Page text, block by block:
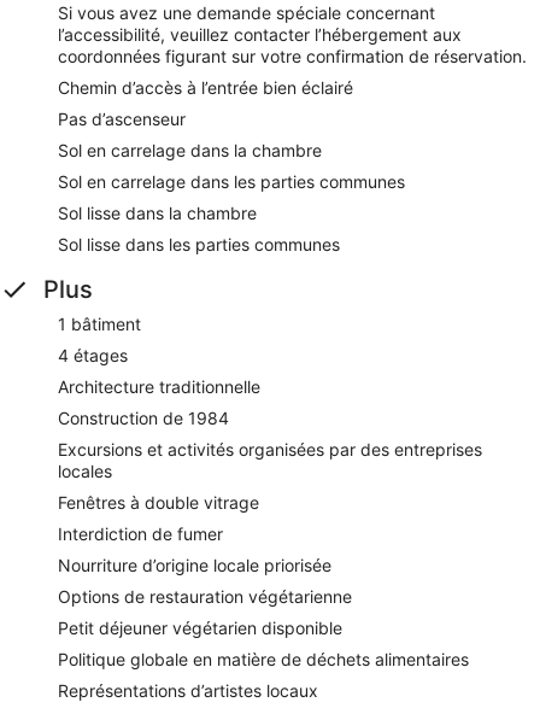
Si vous avez une demande spéciale concernant
l’accessibilité, veuillez contacter l’hébergement aux
coordonnées figurant sur votre confirmation de réservation.
Chemin d’accès à l’entrée bien éclairé
Pas d’ascenseur
Sol en carrelage dans la chambre
Sol en carrelage dans les parties communes
Sol lisse dans la chambre
Sol lisse dans les parties communes
Plus
1 bâtiment
4 étages
Architecture traditionnelle
Construction de 1984
Excursions et activités organisées par des entreprises
locales
Fenêtres à double vitrage
Interdiction de fumer
Nourriture d’origine locale priorisée
Options de restauration végétarienne
Petit déjeuner végétarien disponible
Politique globale en matière de déchets alimentaires
Représentations d’artistes locaux